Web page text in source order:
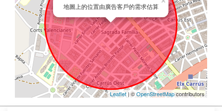
地圖上的位置由廣告客戶的需求估算
Leaflet| ©OpenStreetMapcontributors